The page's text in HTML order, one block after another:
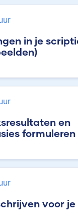
in je
en
formuleren
voor